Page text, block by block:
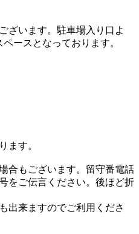
ざいます。駐車場入り口よ
ースとなっております。
ます。
合もございます。留守番電話
をご伝言ください。後ほど折
出来ますのでご利用くださ